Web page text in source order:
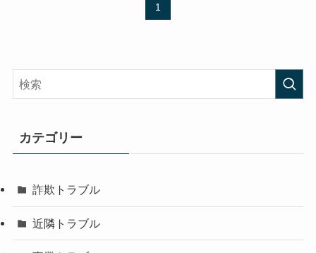
1
カテゴリー
詐欺トラブル
近隣トラブル